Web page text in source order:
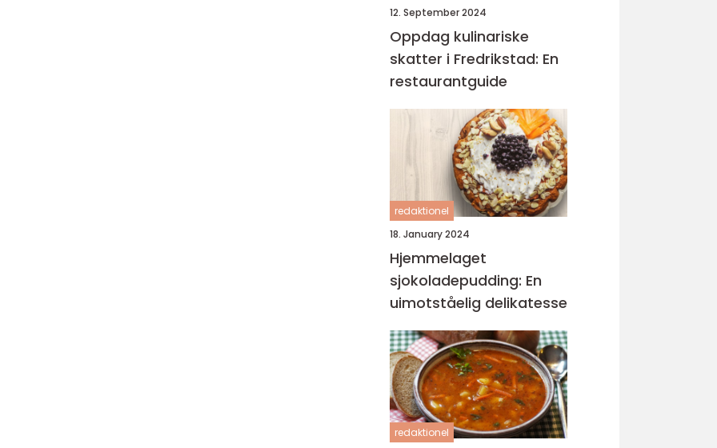
12. September 2024
Oppdag kulinariske
skatter i Fredrikstad: En
restaurantguide
redaktionel
18. January 2024
Hjemmelaget
sjokoladepudding: En
uimotståelig delikatesse
redaktionel